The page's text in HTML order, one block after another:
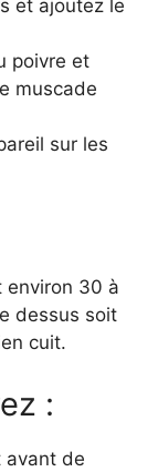
et ajoutez le
poivre et
muscade
sur les
environ 30 à
dessus soit
cuit.
:
avant de